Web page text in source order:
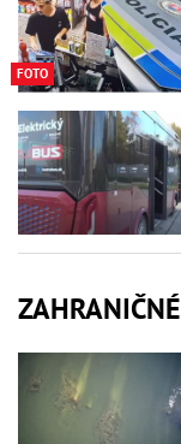
FOTO
ZAHRANIČNÉ